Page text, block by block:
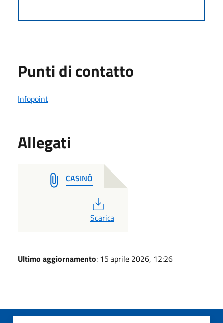
Punti di contatto
Infopoint
Allegati
CASINÒ
PDF
Scarica
Ultimo aggiornamento: 15 aprile 2026, 12:26